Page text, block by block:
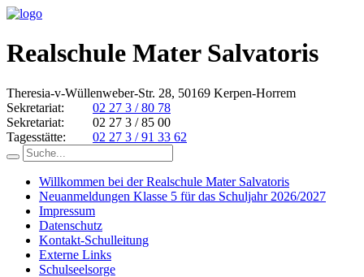
Realschule Mater Salvatoris
Theresia-v-Wüllenweber-Str. 28, 50169 Kerpen-Horrem
Sekretariat:
02 27 3 / 80 78
Sekretariat:
02 27 3 / 85 00
Tagesstätte:
02 27 3 / 91 33 62
Willkommen bei der Realschule Mater Salvatoris
Neuanmeldungen Klasse 5 für das Schuljahr 2026/2027
Impressum
Datenschutz
Kontakt-Schulleitung
Externe Links
Schulseelsorge